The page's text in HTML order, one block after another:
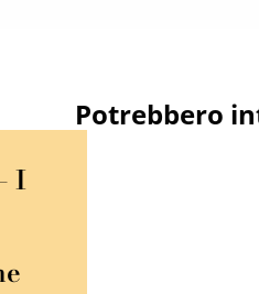
Potrebbero
I